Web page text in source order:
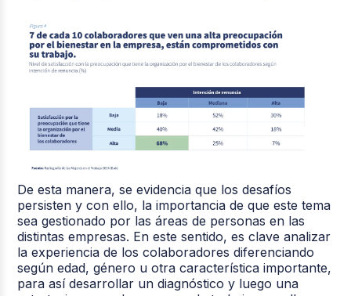
De esta manera, se evidencia que los desafíos
persisten y con ello, la importancia de que este tema
sea gestionado por las áreas de personas en las
distintas empresas. En este sentido, es clave analizar
la experiencia de los colaboradores diferenciando
según edad, género u otra característica importante,
para así desarrollar un diagnóstico y luego una